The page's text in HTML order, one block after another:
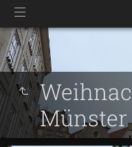
Münster